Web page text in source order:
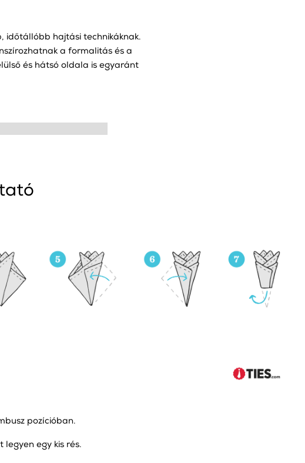
időtállóbb hajtási technikáknak.
a formalitás és a
és hátsó oldala is egyaránt
pozícióban.
legyen egy kis rés.